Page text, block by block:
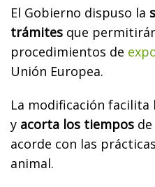
El Gobierno dispuso la
trámites que
procedimientos de
Unión Europea.
La modificación facilita
y acorta los tiempos
acorde con las
animal.